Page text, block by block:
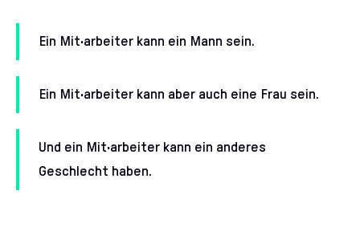
Ein Mit·arbeiter kann ein Mann sein.
Ein Mit·arbeiter kann aber auch eine Frau sein.
Und ein Mit·arbeiter kann ein anderes
Geschlecht haben.